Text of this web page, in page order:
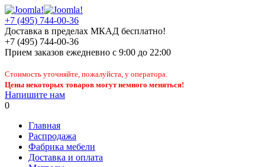
+7 (495) 744-00-36
Доставка в пределах МКАД бесплатно!
+7 (495) 744-00-36
Прием заказов ежедневно с 9:00 до 22:00
Стоимость уточняйте, пожалуйста, у оператора.
Цены некоторых товаров могут немного меняться!
Напишите нам
0
Главная
Распродажа
Фабрика мебели
Доставка и оплата